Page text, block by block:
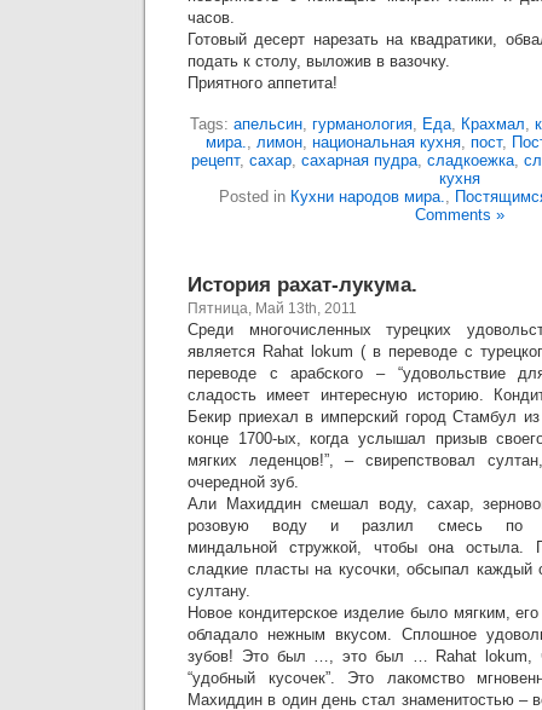
часов.
Готовый десерт нарезать на квадратики,
подать к столу, выложив в вазочку.
Приятного аппетита!
Tags: апельсин, гурманология, Еда, Крахмал,
мира., лимон, национальная кухня, пост,
рецепт, сахар, сахарная пудра, сладкоежка,
кухня
Posted in Кухни народов мира.,
Comments »
История рахат-лукума.
Пятница, Май 13th, 2011
Среди многочисленных турецких
является Rahat lokum ( в переводе с
переводе с арабского – “удовольствие
сладость имеет интересную историю.
Бекир приехал в имперский город Стамбул из
конце 1700-ых, когда услышал призыв
мягких леденцов!”, – свирепствовал
очередной зуб.
Али Махиддин смешал воду, сахар,
розовую воду и разлил смесь по
миндальной стружкой, чтобы она остыла.
сладкие пласты на кусочки, обсыпал каждый
султану.
Новое кондитерское изделие было мягким,
обладало нежным вкусом. Сплошное
зубов! Это был …, это был … Rahat lokum,
“удобный кусочек”. Это лакомство
Махиддин в один день стал знаменитостью –